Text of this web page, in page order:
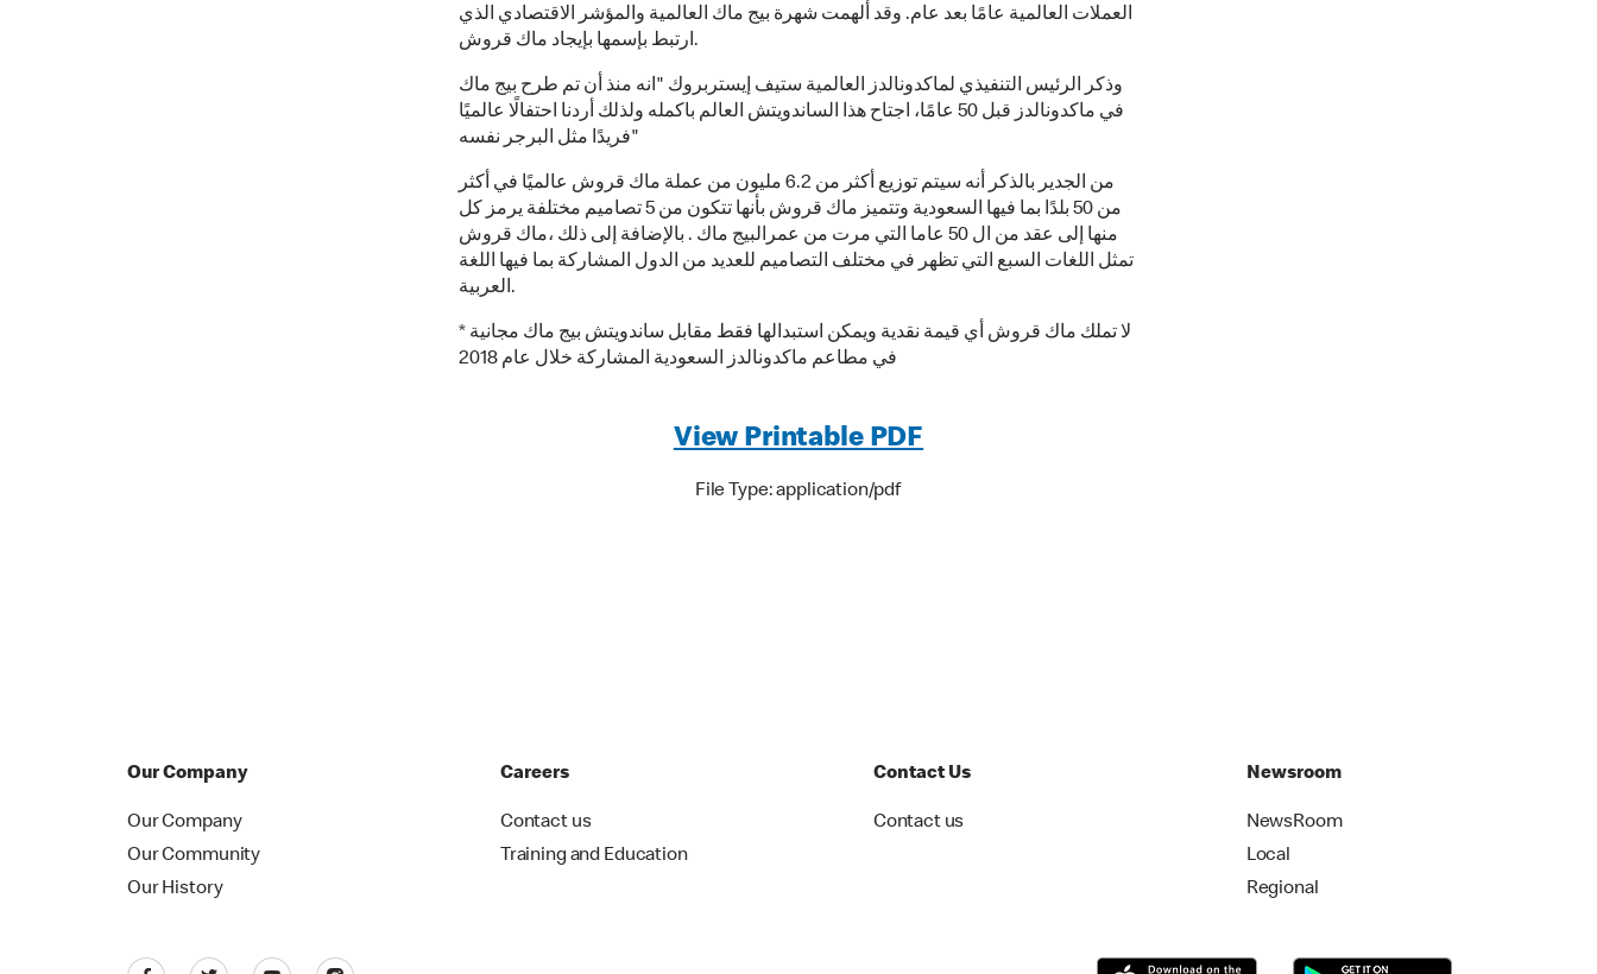
العملات العالمية عامًا بعد عام. وقد ألهمت شهرة بيج ماك العالمية والمؤشر الاقتصادي الذي
ارتبط بإسمها بإيجاد ماك قروش.
وذكر الرئيس التنفيذي لماكدونالدز العالمية ستيف إيستربروك "انه منذ أن تم طرح بيج ماك
في ماكدونالدز قبل 50 عامًا، اجتاح هذا الساندويتش العالم باكمله ولذلك أردنا احتفالًا عالميًا
فريدًا مثل البرجر نفسه"
من الجدير بالذكر أنه سيتم توزيع أكثر من 6.2 مليون من عملة ماك قروش عالميًا في أكثر
من 50 بلدًا بما فيها السعودية وتتميز ماك قروش بأنها تتكون من 5 تصاميم مختلفة يرمز كل
منها إلى عقد من ال 50 عاما التي مرت من عمرالبيج ماك . بالإضافة إلى ذلك ،ماك قروش
تمثل اللغات السبع التي تظهر في مختلف التصاميم للعديد من الدول المشاركة بما فيها اللغة
العربية.
* لا تملك ماك قروش أي قيمة نقدية ويمكن استبدالها فقط مقابل ساندويتش بيج ماك مجانية
في مطاعم ماكدونالدز السعودية المشاركة خلال عام 2018
View Printable PDF
File Type: application/pdf
Our Company
Our Company
Our Community
Our History
Careers
Contact us
Training and Education
Contact Us
Contact us
Newsroom
NewsRoom
Local
Regional